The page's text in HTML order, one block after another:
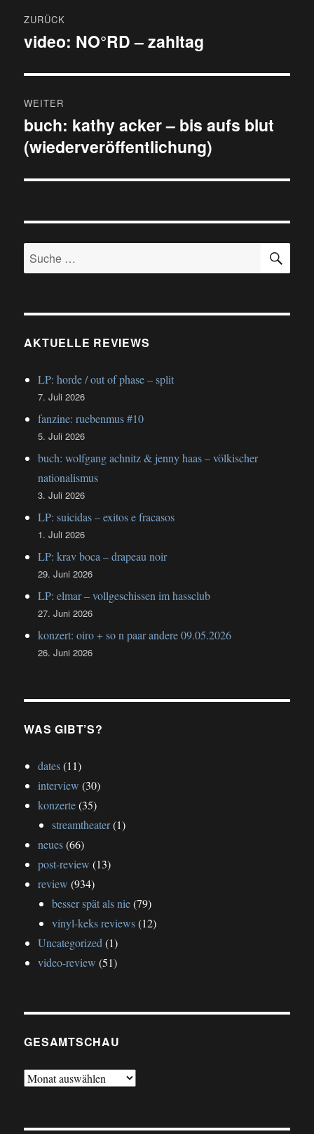
ZURÜCK
Vorheriger
video: NO°RD – zahltag
WEITER
Nächster
Beitrag:
buch: kathy acker – bis aufs blut
(wiederveröffentlichung)
Suche
nach:
AKTUELLE REVIEWS
LP: horde / out of phase – split
7. Juli 2026
fanzine: ruebenmus #10
5. Juli 2026
buch: wolfgang achnitz & jenny haas – völkischer
nationalismus
3. Juli 2026
LP: suicidas – exitos e fracasos
1. Juli 2026
LP: krav boca – drapeau noir
29. Juni 2026
LP: elmar – vollgeschissen im hassclub
27. Juni 2026
konzert: oiro + so n paar andere 09.05.2026
26. Juni 2026
WAS GIBT’S?
dates(11)
interview (30)
konzerte(35)
streamtheater(1)
neues(66)
post-review (13)
review (934)
besser spät als nie(79)
vinyl-keks reviews(12)
Uncategorized(1)
video-review (51)
GESAMTSCHAU
gesamtschau